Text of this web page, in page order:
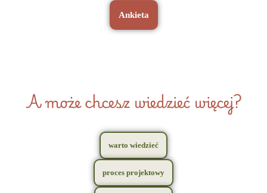
Ankieta
A może chcesz wiedzieć więcej?
warto wiedzieć
proces projektowy